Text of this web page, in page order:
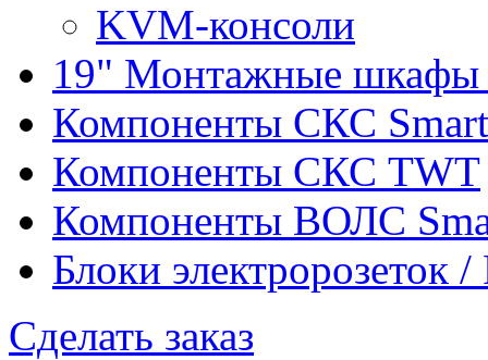
KVM-консоли
19" Монтажные шкафы
Компоненты СКС
Компоненты СКС TWT
Компоненты ВОЛС
Блоки электророзеток
Сделать заказ